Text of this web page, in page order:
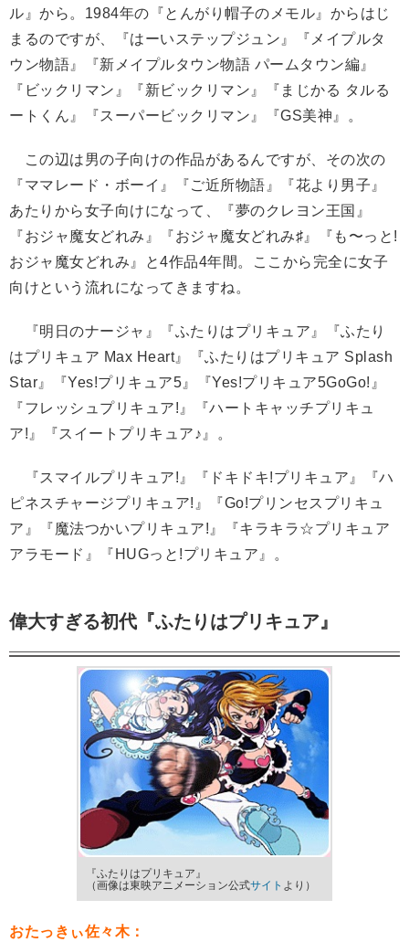
ル』から。1984年の『とんがり帽子のメモル』からはじ
まるのですが、『はーいステップジュン』『メイプルタ
ウン物語』『新メイプルタウン物語 パームタウン編』
『ビックリマン』『新ビックリマン』『まじかる タルる
ートくん』『スーパービックリマン』『GS美神』。
この辺は男の子向けの作品があるんですが、その次の
『ママレード・ボーイ』『ご近所物語』『花より男子』
あたりから女子向けになって、『夢のクレヨン王国』
『おジャ魔女どれみ』『おジャ魔女どれみ♯』『も〜っと!
おジャ魔女どれみ』と4作品4年間。ここから完全に女子
向けという流れになってきますね。
『明日のナージャ』『ふたりはプリキュア』『ふたり
はプリキュア Max Heart』『ふたりはプリキュア Splash
Star』『Yes!プリキュア5』『Yes!プリキュア5GoGo!』
『フレッシュプリキュア!』『ハートキャッチプリキュ
ア!』『スイートプリキュア♪』。
『スマイルプリキュア!』『ドキドキ!プリキュア』『ハ
ピネスチャージプリキュア!』『Go!プリンセスプリキュ
ア』『魔法つかいプリキュア!』『キラキラ☆プリキュア
アラモード』『HUGっと!プリキュア』。
偉大すぎる初代『ふたりはプリキュア』
『ふたりはプリキュア』
（画像は東映アニメーション公式サイト より）
おたっきぃ佐々木：